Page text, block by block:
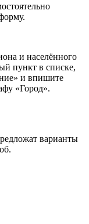
и населённого
пункт в списке,
и впишите
«Город».
варианты